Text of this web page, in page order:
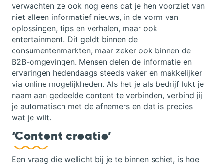
verwachten ze ook nog eens dat je hen voorziet van
niet alleen informatief nieuws, in de vorm van
oplossingen, tips en verhalen, maar ook
entertainment. Dit geldt binnen de
consumentenmarkten, maar zeker ook binnen de
B2B-omgevingen. Mensen delen de informatie en
ervaringen hedendaags steeds vaker en makkelijker
via online mogelijkheden. Als het je als bedrijf lukt je
naam aan gedeelde content te verbinden, verbind jij
je automatisch met de afnemers en dat is precies
wat je wilt.
‘Content creatie’
Een vraag die wellicht bij je te binnen schiet, is hoe